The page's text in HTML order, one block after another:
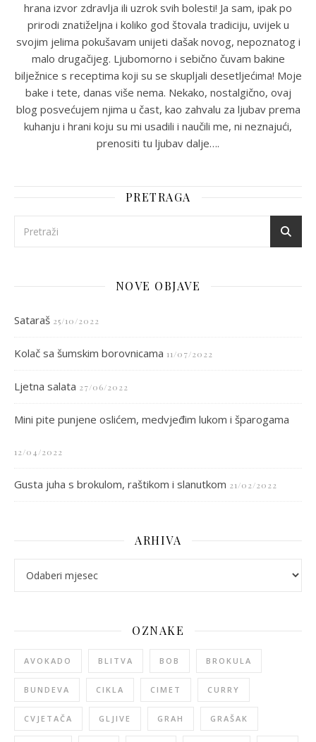
hrana izvor zdravlja ili uzrok svih bolesti! Ja sam, ipak po
prirodi znatiželjna i koliko god štovala tradiciju, uvijek u
svojim jelima pokušavam unijeti dašak novog, nepoznatog i
malo drugačijeg. Ljubomorno i sebično čuvam bakine
bilježnice s receptima koji su se skupljali desetljećima! Moje
bake i tete, danas više nema. Nekako, nostalgično, ovaj
blog posvećujem njima u čast, kao zahvalu za ljubav prema
kuhanju i hrani koju su mi usadili i naučili me, ni neznajući,
prenositi tu ljubav dalje….
PRETRAGA
NOVE OBJAVE
Sataraš 25/10/2022
Kolač sa šumskim borovnicama 11/07/2022
Ljetna salata 27/06/2022
Mini pite punjene oslićem, medvjeđim lukom i šparogama
12/04/2022
Gusta juha s brokulom, raštikom i slanutkom 21/02/2022
ARHIVA
OZNAKE
AVOKADO BLITVA BOB BROKULA
BUNDEVA CIKLA CIMET CURRY
CVJETAČA GLJIVE GRAH GRAŠAK